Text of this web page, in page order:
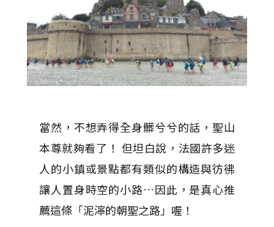
當然，不想弄得全身髒兮兮的話，聖山
本尊就夠看了！ 但坦白說，法國許多迷
人的小鎮或景點都有類似的構造與彷彿
讓人置身時空的小路…因此，是真心推
薦這條「泥濘的朝聖之路」喔！